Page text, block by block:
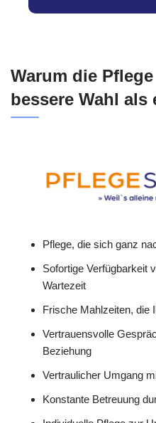
Warum die
bessere Wahl
Pflege, die sich ganz
Sofortige Verfügbarkeit
Wartezeit
Frische Mahlzeiten, die
Vertrauensvolle
Beziehung
Vertraulicher Umgang
Konstante Betreuung